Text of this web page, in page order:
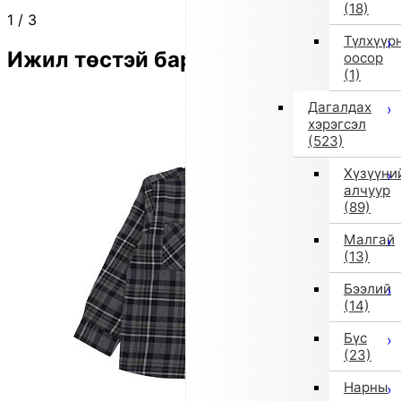
(18)
оосор
(1)
Дагалдах
хэрэгсэл
(523)
алчуур
(89)
Малгай
(13)
Бээлий
(14)
Бүс
(23)
Нарны
1 / 3
Ижил төстэй бараа